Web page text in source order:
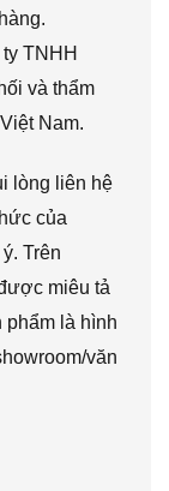
TNHH
và thẩm
Nam.
lòng liên hệ
của
Trên
miêu tả
phẩm là hình
văn